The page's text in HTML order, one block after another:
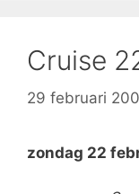
Cruise
29 februari
zondag 22